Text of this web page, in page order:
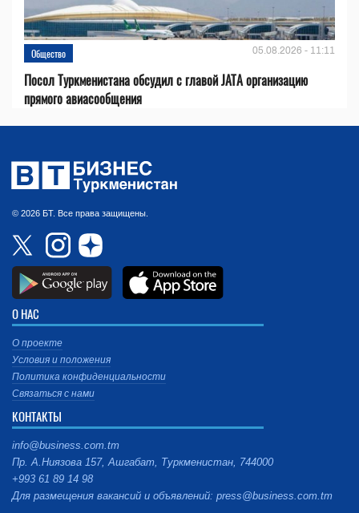
Общество 05.08.2026 - 11:11
Посол Туркменистана обсудил с главой JATA организацию
прямого авиасообщения
© 2026 БТ. Все права защищены.
О НАС
О проекте
Условия и положения
Политика конфиденциальности
Связаться с нами
КОНТАКТЫ
info@business.com.tm
Пр. А.Ниязова 157, Ашгабат, Туркменистан, 744000
+993 61 89 14 98
Для размещения вакансий и объявлений: press@business.com.tm